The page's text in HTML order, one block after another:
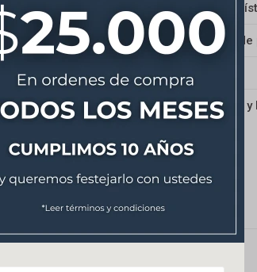
Medios de
Cambios y